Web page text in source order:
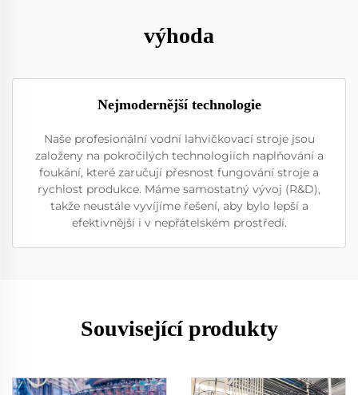
výhoda
Nejmodernější technologie
Naše profesionální vodní lahvičkovací stroje jsou
založeny na pokročilých technologiích naplňování a
foukání, které zaručují přesnost fungování stroje a
rychlost produkce. Máme samostatný vývoj (R&D),
takže neustále vyvíjíme řešení, aby bylo lepší a
efektivnější i v nepřátelském prostředí.
Související produkty